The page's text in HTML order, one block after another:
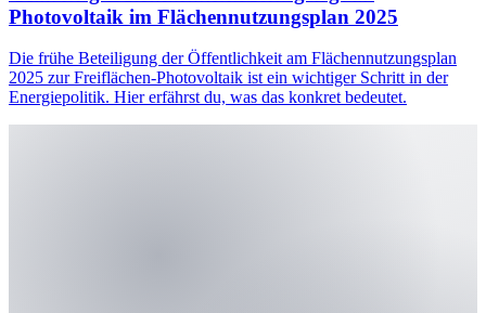
Photovoltaik im Flächennutzungsplan 2025
Die frühe Beteiligung der Öffentlichkeit am Flächennutzungsplan
2025 zur Freiflächen-Photovoltaik ist ein wichtiger Schritt in der
Energiepolitik. Hier erfährst du, was das konkret bedeutet.